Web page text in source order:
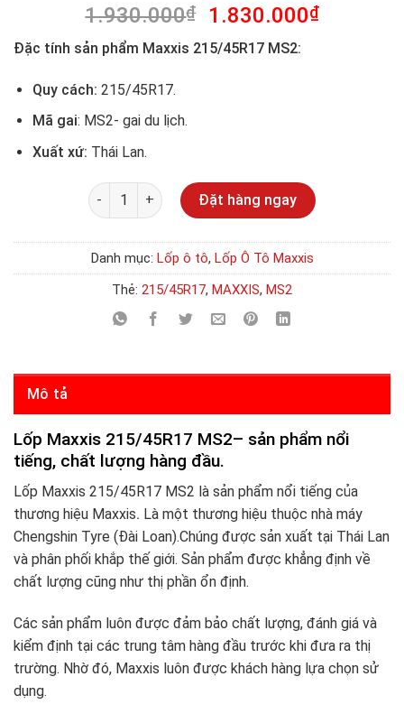
1.930.000₫
Giá
gốc
là:
1.830.000₫Giá
Đặc tính sản phẩm Maxxis 215/45R17 MS2:
Quy cách: 215/45R17.
Mã gai: MS2- gai du lịch.
Xuất xứ: Thái Lan.
Số lượng Đặt hàng ngay
Danh mục: Lốp ô tô, Lốp Ô Tô Maxxis
Thẻ: 215/45R17, MAXXIS, MS2
Mô tả
Lốp Maxxis 215/45R17 MS2– sản phẩm nổi
tiếng, chất lượng hàng đầu.
Lốp Maxxis 215/45R17 MS2 là sản phẩm nổi tiếng của
thương hiệu Maxxis. Là một thương hiệu thuộc nhà máy
Chengshin Tyre (Đài Loan).Chúng được sản xuất tại Thái Lan
và phân phối khắp thế giới. Sản phẩm được khẳng định về
chất lượng cũng như thị phần ổn định.
Các sản phẩm luôn được đảm bảo chất lượng, đánh giá và
kiểm định tại các trung tâm hàng đầu trước khi đưa ra thị
trường. Nhờ đó, Maxxis luôn được khách hàng lựa chọn sử
dụng.